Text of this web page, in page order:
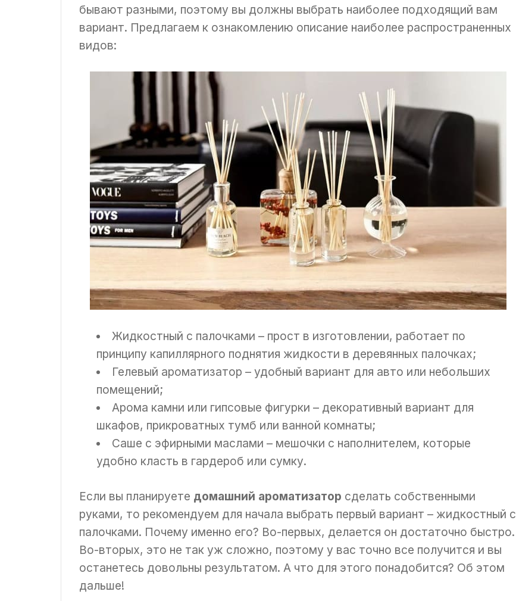
бывают разными, поэтому вы должны выбрать наиболее подходящий вам
вариант. Предлагаем к ознакомлению описание наиболее распространенных
видов:
Жидкостный с палочками – прост в изготовлении, работает по
принципу капиллярного поднятия жидкости в деревянных палочках;
Гелевый ароматизатор – удобный вариант для авто или небольших
помещений;
Арома камни или гипсовые фигурки – декоративный вариант для
шкафов, прикроватных тумб или ванной комнаты;
Саше с эфирными маслами – мешочки с наполнителем, которые
удобно класть в гардероб или сумку.
Если вы планируете домашний ароматизатор сделать собственными
руками, то рекомендуем для начала выбрать первый вариант – жидкостный с
палочками. Почему именно его? Во-первых, делается он достаточно быстро.
Во-вторых, это не так уж сложно, поэтому у вас точно все получится и вы
останетесь довольны результатом. А что для этого понадобится? Об этом
дальше!